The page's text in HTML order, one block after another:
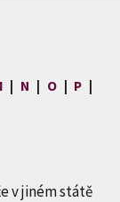
| N | O | P |
v jiném státě